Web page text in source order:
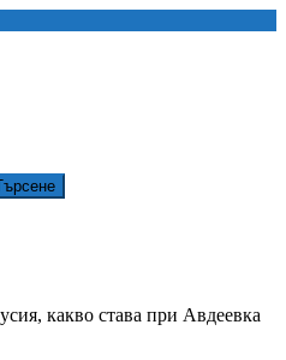
какво става при Авдеевка